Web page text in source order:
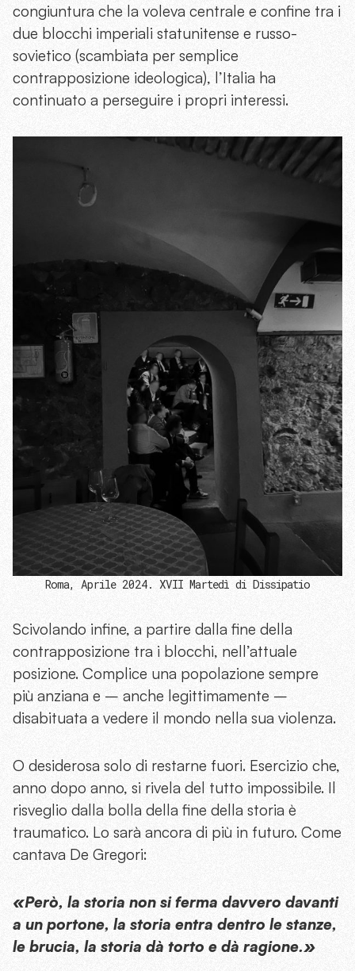
congiuntura che la voleva centrale e confine tra i
due blocchi imperiali statunitense e russo-
sovietico (scambiata per semplice
contrapposizione ideologica), l’Italia ha
continuato a perseguire i propri interessi.
Roma, Aprile 2024. XVII Martedì di Dissipatio
Scivolando infine, a partire dalla fine della
contrapposizione tra i blocchi, nell’attuale
posizione. Complice una popolazione sempre
più anziana e – anche legittimamente –
disabituata a vedere il mondo nella sua violenza.
O desiderosa solo di restarne fuori. Esercizio che,
anno dopo anno, si rivela del tutto impossibile. Il
risveglio dalla bolla della fine della storia è
traumatico. Lo sarà ancora di più in futuro. Come
cantava De Gregori:
«Però, la storia non si ferma davvero davanti
a un portone, la storia entra dentro le stanze,
le brucia, la storia dà torto e dà ragione.»